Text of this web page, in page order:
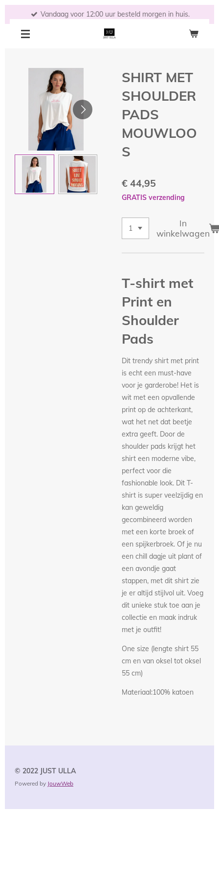
direct
Vandaag voor 12:00 uur besteld morgen in huis.
SHIRT MET
SHOULDER
PADS
MOUWLOO
S
€ 44,95
GRATIS verzending
In
winkelwagen
T-shirt met
Print en
Shoulder
Pads
Dit trendy shirt met print
is echt een must-have
voor je garderobe! Het is
wit met een opvallende
print op de achterkant,
wat het net dat beetje
extra geeft. Door de
shoulder pads krijgt het
shirt een moderne vibe,
perfect voor die
fashionable look. Dit T-
shirt is super veelzijdig en
kan geweldig
gecombineerd worden
met een korte broek of
een spijkerbroek. Of je nu
een chill dagje uit plant of
een avondje gaat
stappen, met dit shirt zie
je er altijd stijlvol uit. Voeg
dit unieke stuk toe aan je
collectie en maak indruk
met je outfit!
One size (lengte shirt 55
cm en van oksel tot oksel
55 cm)
Materiaal:100% katoen
© 2022 JUST ULLA
Powered by JouwWeb